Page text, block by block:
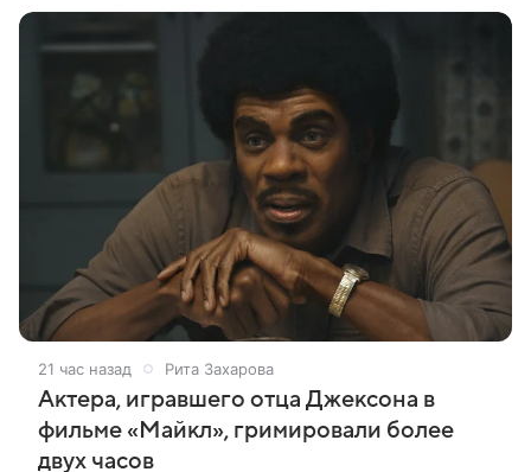
21 час назад Рита Захарова
Актера, игравшего отца Джексона в
фильме «Майкл», гримировали более
двух часов